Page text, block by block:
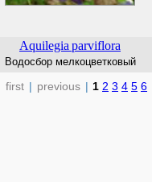
Aquilegia parviflora
Водосбор мелкоцветковый
first | previous | 1 2 3 4 5 6